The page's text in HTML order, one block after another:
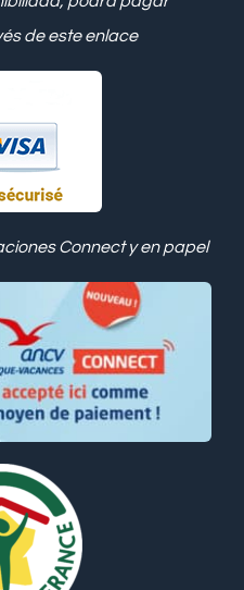
de este enlace
Connect y en papel